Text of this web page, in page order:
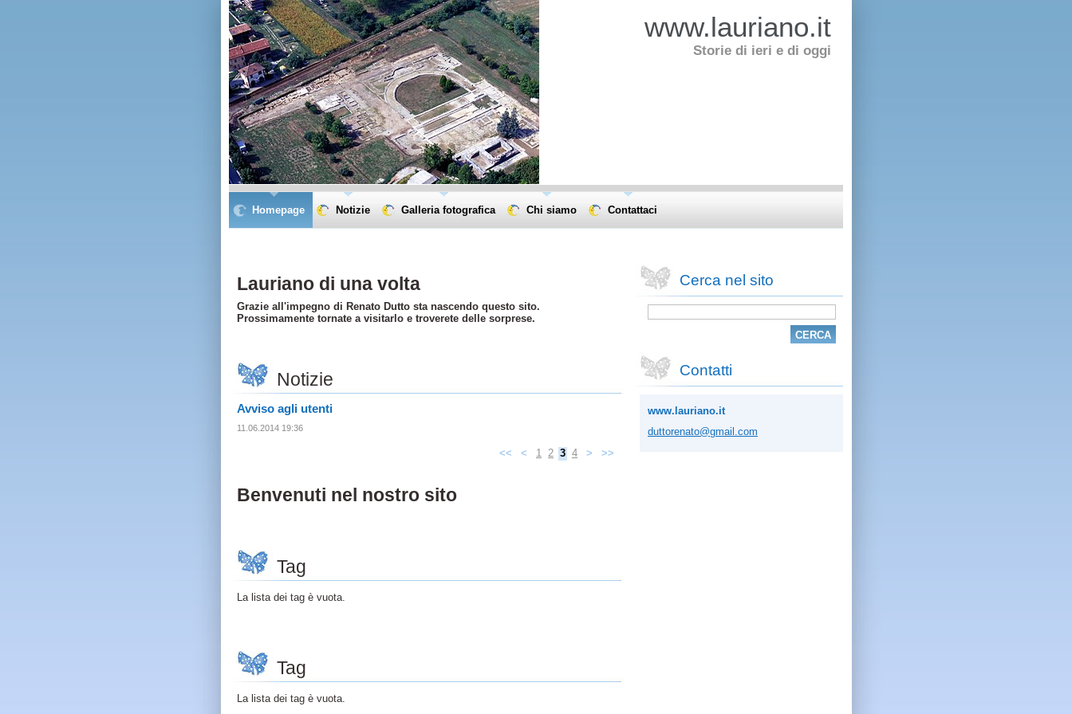
www.lauriano.it
Storie di ieri e di oggi
Lauriano di una volta
Grazie all'impegno di Renato Dutto sta nascendo questo sito.
Prossimamente tornate a visitarlo e troverete delle sorprese.
Notizie
Avviso agli utenti
11.06.2014 19:36
<< < 1 2 3 4 > >>
Benvenuti nel nostro sito
Tag
La lista dei tag è vuota.
Tag
La lista dei tag è vuota.
Cerca nel sito
Contatti
www.lauriano.it
duttorenato@gmai l.com
Homepage Notizie Galleria fotografica Chi siamo Contattaci